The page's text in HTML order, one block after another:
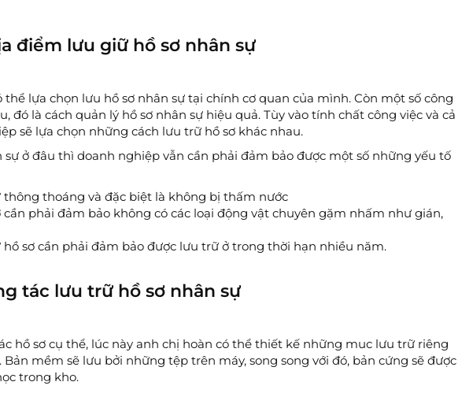
điểm lưu giữ hồ sơ nhân sự
thể lựa chọn lưu hồ sơ nhân sự tại chính cơ quan của mình. Còn một số công
đó là cách quản lý hồ sơ nhân sự hiệu quả. Tùy vào tính chất công việc và cả
sẽ lựa chọn những cách lưu trữ hồ sơ khác nhau.
sự ở đâu thì doanh nghiệp vẫn cần phải đảm bảo được một số những yếu tố
thoáng và đặc biệt là không bị thấm nước
cần phải đảm bảo không có các loại động vật chuyên gặm nhấm như gián,
sơ cần phải đảm bảo được lưu trữ ở trong thời hạn nhiều năm.
tác lưu trữ hồ sơ nhân sự
hồ sơ cụ thể, lúc này anh chị hoàn có thể thiết kế những muc lưu trữ riêng
mềm sẽ lưu bởi những tệp trên máy, song song với đó, bản cứng sẽ được
trong kho.